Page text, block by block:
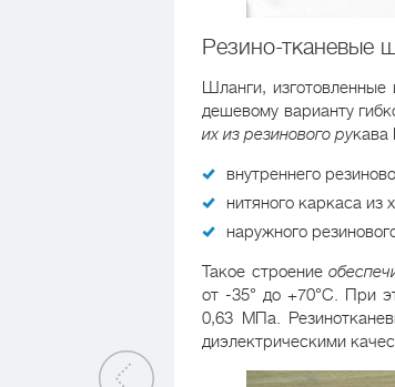
Резино-тканевые
Шланги,
дешевому варианту
их из резинового рукава
внутреннего
нитяного каркаса из
наружного
Такое строение
от -35° до +70°С. При
0,63 МПа.
диэлектрическими